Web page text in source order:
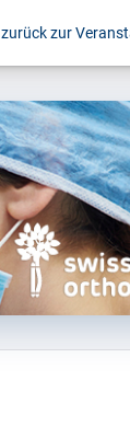
zurück zur